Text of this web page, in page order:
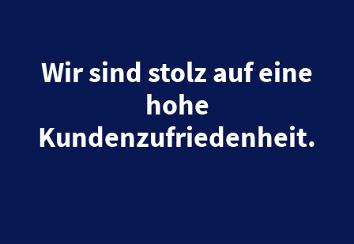
Wir sind stolz auf eine
hohe
Kundenzufriedenheit.